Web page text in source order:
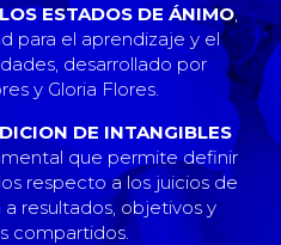
ESTADOS DE ÁNIMO,
para el aprendizaje y el
desarrollado por
y Gloria Flores.
DE INTANGIBLES
que permite definir
respecto a los juicios de
resultados, objetivos y
compartidos.